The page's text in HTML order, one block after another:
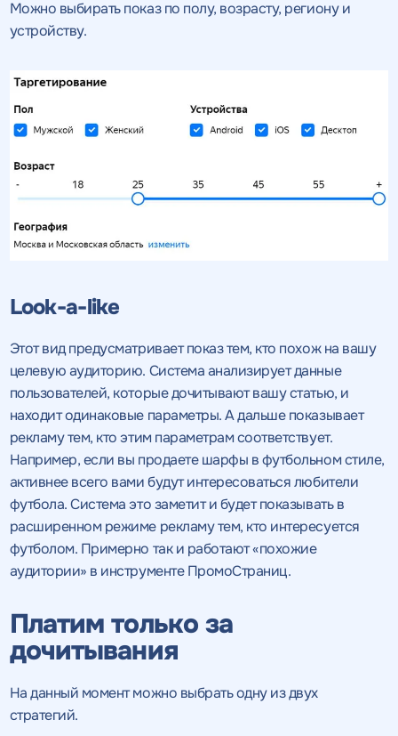
Можно выбирать показ по полу, возрасту, региону и
устройству.
Look-a-like
Этот вид предусматривает показ тем, кто похож на вашу
целевую аудиторию. Система анализирует данные
пользователей, которые дочитывают вашу статью, и
находит одинаковые параметры. А дальше показывает
рекламу тем, кто этим параметрам соответствует.
Например, если вы продаете шарфы в футбольном стиле,
активнее всего вами будут интересоваться любители
футбола. Система это заметит и будет показывать в
расширенном режиме рекламу тем, кто интересуется
футболом. Примерно так и работают «похожие
аудитории» в инструменте ПромоСтраниц.
Платим только за
дочитывания
На данный момент можно выбрать одну из двух
стратегий.